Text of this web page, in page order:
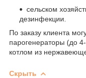
сельском
дезинфекции.
По заказу клиента
парогенераторы (до
котлом из
Скрыть